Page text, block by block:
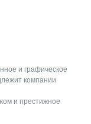
и графическое
компании
и престижное